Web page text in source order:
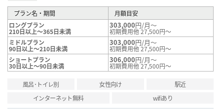
プラン名・期間
月額目安
ロングプラン
210日以上～365日未満
303,000円/月～
初期費用他 27,500円～
ミドルプラン
90日以上～210日未満
303,000円/月～
初期費用他 27,500円～
ショートプラン
30日以上～90日未満
306,000円/月～
初期費用他 27,500円～
風呂･トイレ別 女性向け
駅近
インターネット無料
wifiあり